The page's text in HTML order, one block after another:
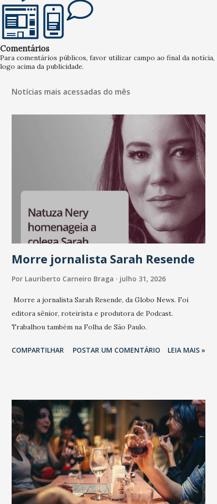
Comentários
Para comentários públicos, favor utilizar campo ao final da notícia,
logo acima da publicidade.
Notícias mais acessadas do mês
Morre jornalista Sarah Resende
Por Lauriberto Carneiro Braga julho 31, 2026
Morre a jornalista Sarah Resende, da Globo News. Foi
editora sênior, roteirista e produtora de Podcast.
Trabalhou também na Folha de São Paulo.
COMPARTILHAR POSTAR UM COMENTÁRIO LEIA MAIS »